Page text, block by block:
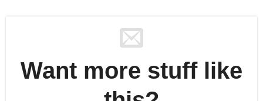
Want more stuff like